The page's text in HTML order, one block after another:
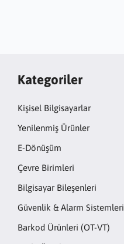
Kategoriler
Kişisel Bilgisayarlar
Yenilenmiş Ürünler
E-Dönüşüm
Çevre Birimleri
Bilgisayar Bileşenleri
Güvenlik & Alarm Sistemleri
Barkod Ürünleri (OT-VT)